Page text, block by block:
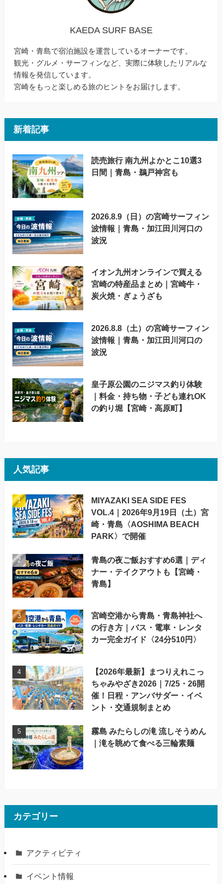
KAEDA SURF BASE
宮崎・青島で宿泊施設を運営しているオーナーです。
観光・グルメ・サーフィンなど、実際に体験したリアルな
情報を発信しています。
宮崎をもっと楽しめる旅のヒントをお届けします。
新着記事
読売旅行 南九州よかとこ10選3
日間｜青島・鵜戸神宮も
2026.8.9（日）の宮崎サーフィン
波情報｜青島・加江田川河口の
波況
イオン九州オンラインで買える
宮崎の特産品まとめ｜宮崎牛・
炭火焼・ぎょうざも
2026.8.8（土）の宮崎サーフィン
波情報｜青島・加江田川河口の
波況
皇子原公園のニジマス釣り体験
｜料金・持ち物・子ども連れOK
の釣り堀【宮崎・高原町】
人気記事
MIYAZAKI SEA SIDE FES
VOL.4｜2026年9月19日（土）宮
崎・青島〈AOSHIMA BEACH
PARK〉で開催
青島の夜ご飯おすすめ6選｜ディ
ナー・テイクアウトも【宮崎・
青島】
宮崎空港から青島・青島神社へ
の行き方｜バス・電車・レンタ
カー完全ガイド〈24分510円〉
【2026年最新】まつりえれこっ
ちゃみやざき2026｜7/25・26開
催！日程・アンバサダー・イベ
ント・交通規制まとめ
霧島 みたらしの滝 流しそうめん
｜滝を眺めて食べる三輪素麺
カテゴリー
アクティビティ
イベント情報